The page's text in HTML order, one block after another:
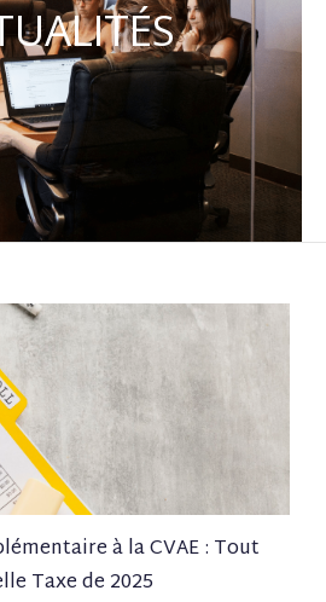
à la CVAE : Tout
Taxe de 2025